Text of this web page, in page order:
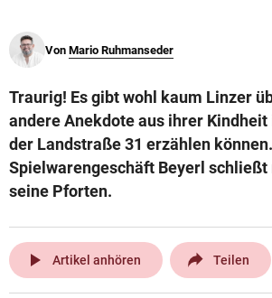
© Krone Multimedia GmbH & Co KG 2026
Von Mario Ruhmanseder
Traurig! Es gibt wohl kaum Linzer
andere Anekdote aus ihrer
der Landstraße 31 erzählen
Spielwarengeschäft Beyerl
seine Pforten.
play_arrow Artikel anhören Teilen